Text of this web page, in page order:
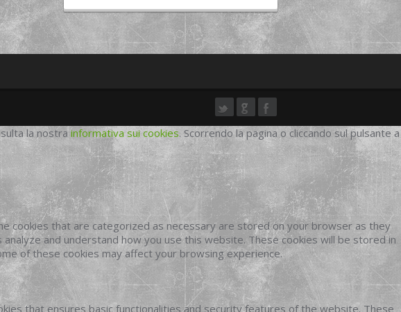
la nostra informativa sui cookies. Scorrendo la pagina o cliccando sul pulsante a
cookies that are categorized as necessary are stored on your browser as they
and understand how you use this website. These cookies will be stored in
of these cookies may affect your browsing experience.
that ensures basic functionalities and security features of the website. These